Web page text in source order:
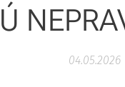
04.05.2026